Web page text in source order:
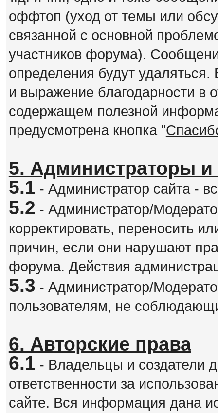
оффтоп (уход от темы или
связанной с основной
участников форума).
определения будут
и выражение благодарности в
содержащем полезной
предусмотрена кнопка "
5. Администраторы
5.1 - Администратор сайта -
5.2 - Администратор/
корректировать, переносить
причин, если они нарушают
форума. Действия
5.3 - Администратор/
пользователям, не
6. Авторские права
6.1 - Владельцы и создатели
ответственности за
сайте. Вся информация дана